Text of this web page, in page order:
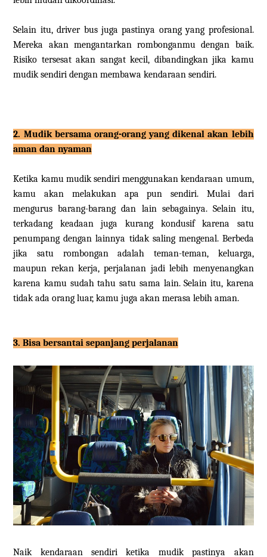
Selain itu, driver bus juga pastinya orang yang profesional.
Mereka akan mengantarkan rombonganmu dengan baik.
Risiko tersesat akan sangat kecil, dibandingkan jika kamu
mudik sendiri dengan membawa kendaraan sendiri.
2. Mudik bersama orang-orang yang dikenal akan lebih
aman dan nyaman
Ketika kamu mudik sendiri menggunakan kendaraan umum,
kamu akan melakukan apa pun sendiri. Mulai dari
mengurus barang-barang dan lain sebagainya. Selain itu,
terkadang keadaan juga kurang kondusif karena satu
penumpang dengan lainnya tidak saling mengenal. Berbeda
jika satu rombongan adalah teman-teman, keluarga,
maupun rekan kerja, perjalanan jadi lebih menyenangkan
karena kamu sudah tahu satu sama lain. Selain itu, karena
tidak ada orang luar, kamu juga akan merasa lebih aman.
3. Bisa bersantai sepanjang perjalanan
Naik kendaraan sendiri ketika mudik pastinya akan